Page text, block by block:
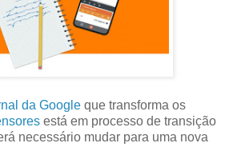
da Google que transforma os
está em processo de transição
necessário mudar para uma nova